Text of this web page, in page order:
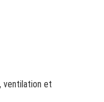
ventilation et